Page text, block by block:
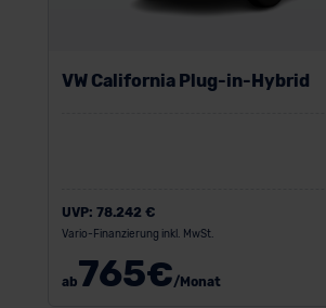
VW California Plug-in-Hybrid
UVP: 78.242 €
Vario-Finanzierung inkl. MwSt.
ab765€/Monat